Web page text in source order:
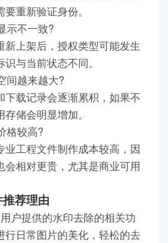
重新验证身份。
示不一致?
新上架后，授权类型可能发生
与当前状态不同。
间越来越大?
下载记录会逐渐累积，如果不
储会明显增加。
格较高?
业工程文件制作成本较高，因
会相对更贵，尤其是商业可用
荐理由
户提供的水印去除的相关功
行日常图片的美化，轻松的去